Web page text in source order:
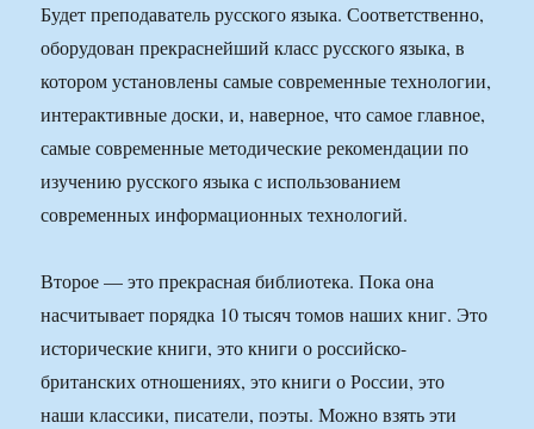
Будет преподаватель русского языка. Соответственно,
оборудован прекраснейший класс русского языка, в
котором установлены самые современные технологии,
интерактивные доски, и, наверное, что самое главное,
самые современные методические рекомендации по
изучению русского языка с использованием
современных информационных технологий.
Второе — это прекрасная библиотека. Пока она
насчитывает порядка 10 тысяч томов наших книг. Это
исторические книги, это книги о российско-
британских отношениях, это книги о России, это
наши классики, писатели, поэты. Можно взять эти